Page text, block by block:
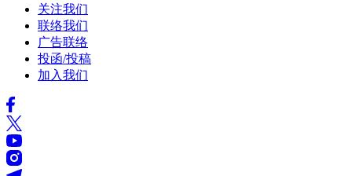
关注我们
联络我们
广告联络
投函/投稿
加入我们